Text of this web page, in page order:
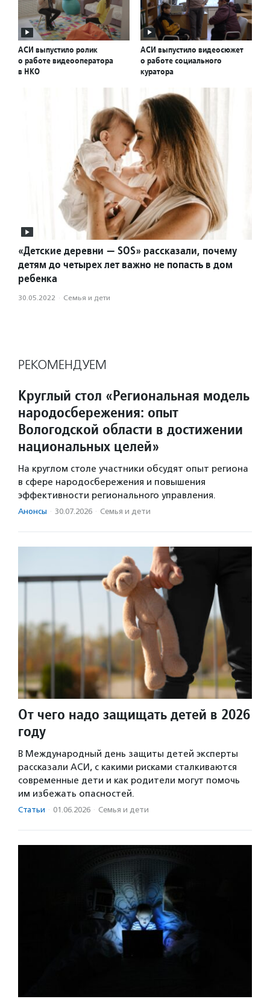
АСИ выпустило ролик
о работе видеооператора
в НКО
АСИ выпустило видеосюжет
о работе социального
куратора
«Детские деревни — SOS» рассказали, почему
детям до четырех лет важно не попасть в дом
ребенка
30.05.2022 · Семья и дети
РЕКОМЕНДУЕМ
Круглый стол «Региональная модель
народосбережения: опыт
Вологодской области в достижении
национальных целей»
На круглом столе участники обсудят опыт региона
в сфере народосбережения и повышения
эффективности регионального управления.
Анонсы · 30.07.2026 · Семья и дети
От чего надо защищать детей в 2026
году
В Международный день защиты детей эксперты
рассказали АСИ, с какими рисками сталкиваются
современные дети и как родители могут помочь
им избежать опасностей.
Статьи · 01.06.2026 · Семья и дети